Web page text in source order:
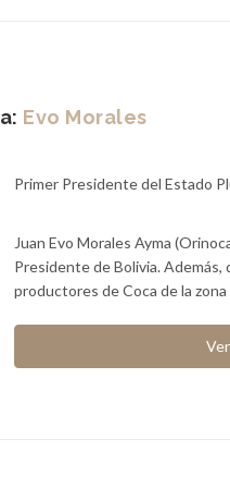
Evo Morales
Primer Presidente del Estado
Juan Evo Morales Ayma
Presidente de Bolivia.
productores de Coca de la